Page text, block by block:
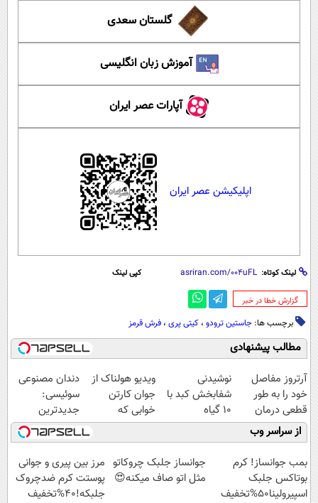
گلستان سعدی
آموزش زبان انگلیسی
آپارات عصر ایران
اپلیکیشن عصر ایران
لینک کوتاه: کپی لینک
‌گزارش خطا در خبر
برچسب ها: جاستین ترودو ، کیتی پری ، فرش قرمز
مطالب پیشنهادی
آرتروز مفاصل
خود را به طور
قطعی درمان
کنید!
◗پرسش‌نامه◖
نوشیدنی
شفابخش کبد با
10 گیاه
موثر(تخفیف تا
امشب)
ویدیو هولناک از
جوان کارتن
خوابی که
میلیاردر شد.
آموزش رایگان
دندان مصنوعی
سوئیسی:
جدیدترین
فناوری اروپا،
سبک و مقاوم |
پرداخت قسطی
از سراسر وب
بمب جوانساز! کرم
بوتاکس جلبک
اسپیرولینا50%تخفیف
جوانساز جلبک چروکاتو
مثل اتو صاف میکنه😍
مرز بین پیری و جوانی
پوستت کرم ضدچروک
جلبکه!40%تخفیف